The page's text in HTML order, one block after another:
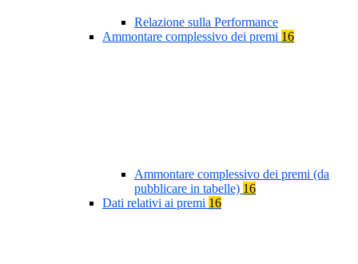
Relazione sulla Performance
Ammontare complessivo dei premi 16
Ammontare complessivo dei premi (da
pubblicare in tabelle) 16
Dati relativi ai premi 16